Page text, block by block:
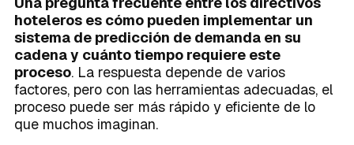
hoteleros es cómo pueden implementar un
sistema de predicción de demanda en su
cadena y cuánto tiempo requiere este
proceso. La respuesta depende de varios
factores, pero con las herramientas adecuadas, el
proceso puede ser más rápido y eficiente de lo
que muchos imaginan.